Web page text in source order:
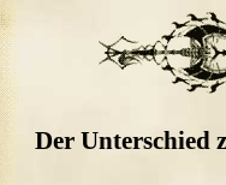
Der Unterschied